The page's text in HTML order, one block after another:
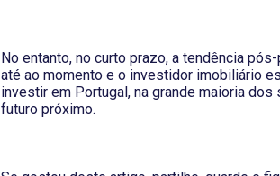
No entanto, no curto prazo, a tendência
até ao momento e o investidor imobiliário
investir em Portugal, na grande maioria
futuro próximo.